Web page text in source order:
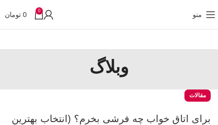
منو 0
0 تومان
وبلاگ
مقالات
برای اتاق خواب چه فرشی بخرم؟ (انتخاب بهترین